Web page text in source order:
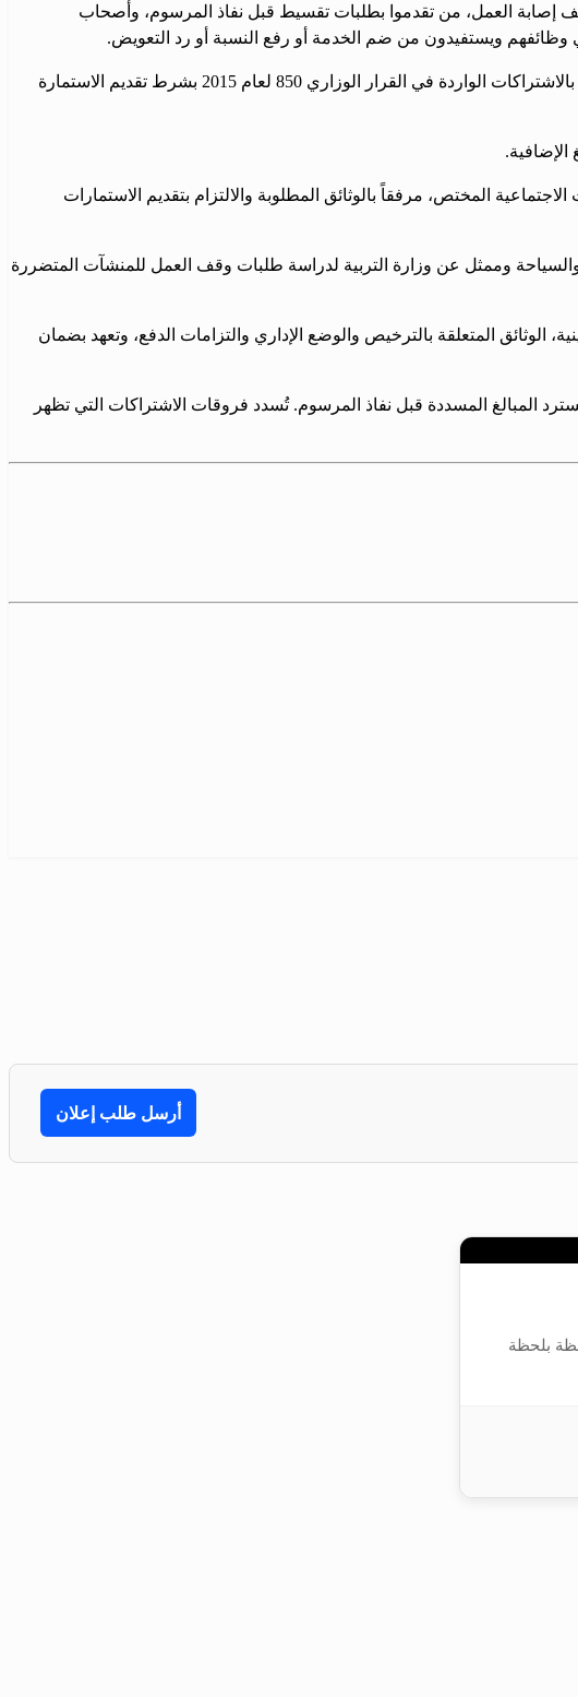
إصابة العمل، من تقدموا بطلبات تقسيط قبل نفاذ المرسوم، وأصحاب
وظائفهم ويستفيدون من ضم الخدمة أو رفع النسبة أو رد التعويض.
يشمل الإعفاء الفوائد والغرامات والمبالغ الإضافية المذكورة في قانون التأمينات الاجتماعية رقم 92 لعام 1959 وتعديلاته، ويتعلق بالاشتراكات الواردة في القرار الوزاري 850 لعام 2015 بشرط تقديم الاستمارة
المختص، مرفقاً بالوثائق المطلوبة والالتزام بتقديم الاستمارات
وممثل عن وزارة التربية لدراسة طلبات وقف العمل للمنشآت المتضررة
المتعلقة بالترخيص والوضع الإداري والتزامات الدفع، وتعهد بضمان
المبالغ المسددة قبل نفاذ المرسوم. تُسدد فروقات الاشتراكات التي تظهر
أرسل طلب إعلان
بلحظة